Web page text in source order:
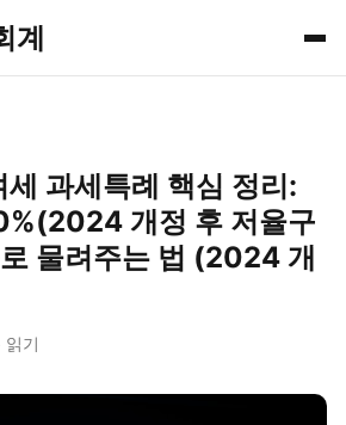
계
과세특례 핵심 정리:
개정 후 저율구
물려주는 법 (2024 개
읽기